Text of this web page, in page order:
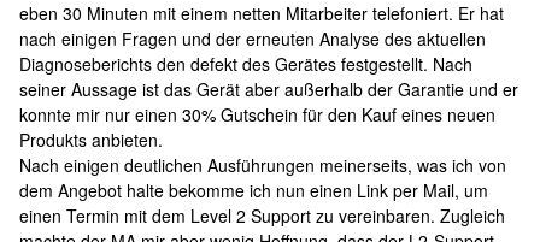
eben 30 Minuten mit einem netten Mitarbeiter telefoniert. Er hat
nach einigen Fragen und der erneuten Analyse des aktuellen
Diagnoseberichts den defekt des Gerätes festgestellt. Nach
seiner Aussage ist das Gerät aber außerhalb der Garantie und er
konnte mir nur einen 30% Gutschein für den Kauf eines neuen
Produkts anbieten.
Nach einigen deutlichen Ausführungen meinerseits, was ich von
dem Angebot halte bekomme ich nun einen Link per Mail, um
einen Termin mit dem Level 2 Support zu vereinbaren. Zugleich